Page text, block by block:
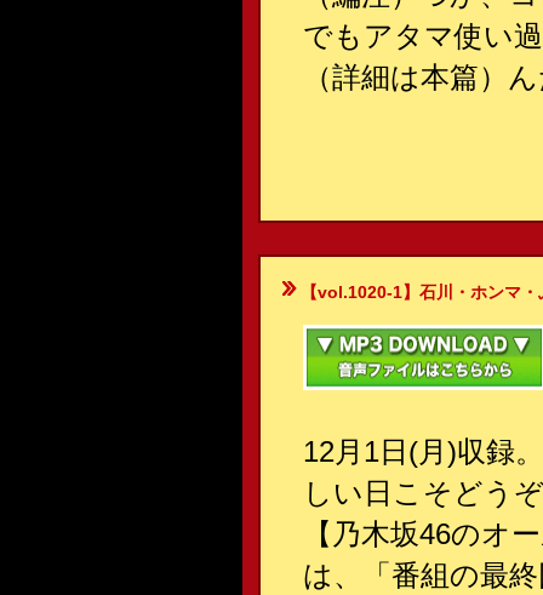
でもアタマ使い
（詳細は本篇）
【vol.1020-1】石川・ホンマ・
12月1日(月)収録
しい日こそどう
【乃木坂46のオ
は、「番組の最